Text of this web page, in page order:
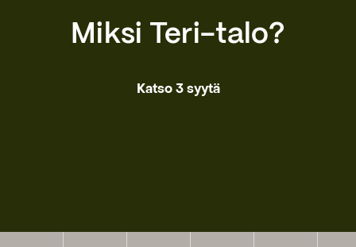
Miksi Teri-talo?
Katso 3 syytä